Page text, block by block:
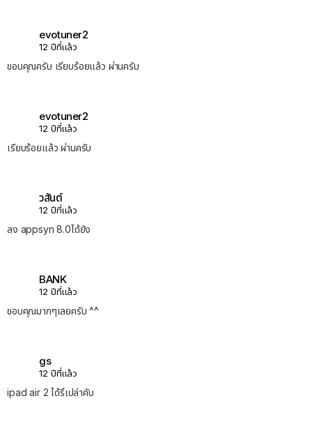
evotuner2
12 ปีที่แล้ว
ขอบคุณครับ เรียบร้อยแล้ว ผ่านครับ
evotuner2
12 ปีที่แล้ว
เรียบร้อยแล้ว ผ่านครับ
วสันต์
12 ปีที่แล้ว
ลง appsyn 8.0ได้ยัง
BANK
12 ปีที่แล้ว
ขอบคุณมากๆเลยครับ ^^
gs
12 ปีที่แล้ว
ipad air 2 ได้รึเปล่าคับ